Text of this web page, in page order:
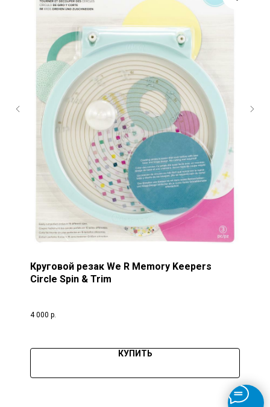
Круговой резак We R Memory Keepers
Circle Spin & Trim
4 000 р.
КУПИТЬ